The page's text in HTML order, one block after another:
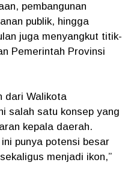
pembangunan
publik, hingga
juga menyangkut titik-
Pemerintah Provinsi
dari Walikota
salah satu konsep yang
kepala daerah.
punya potensi besar
menjadi ikon,”